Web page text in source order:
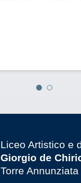
Liceo Artistico e
Giorgio de
Torre Annunziata